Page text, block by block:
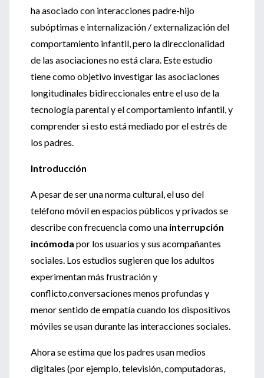
ha asociado con interacciones padre-hijo
subóptimas e internalización / externalización del
comportamiento infantil, pero la direccionalidad
de las asociaciones no está clara. Este estudio
tiene como objetivo investigar las asociaciones
longitudinales bidireccionales entre el uso de la
tecnología parental y el comportamiento infantil, y
comprender si esto está mediado por el estrés de
los padres.
Introducción
A pesar de ser una norma cultural, el uso del
teléfono móvil en espacios públicos y privados se
describe con frecuencia como una interrupción
incómoda por los usuarios y sus acompañantes
sociales. Los estudios sugieren que los adultos
experimentan más frustración y
conflicto,conversaciones menos profundas y
menor sentido de empatía cuando los dispositivos
móviles se usan durante las interacciones sociales.
Ahora se estima que los padres usan medios
digitales (por ejemplo, televisión, computadoras,